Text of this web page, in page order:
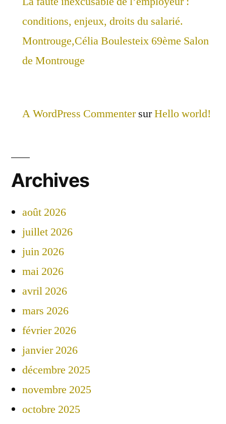
conditions, enjeux, droits du salarié.
Montrouge,Célia Boulesteix 69ème Salon
de Montrouge
A WordPress CommentersurHello world!
Archives
août 2026
juillet 2026
juin 2026
mai 2026
avril 2026
mars 2026
février 2026
janvier 2026
décembre 2025
novembre 2025
octobre 2025